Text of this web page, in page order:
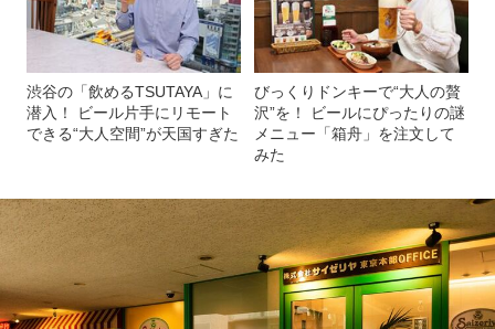
渋谷の「飲めるTSUTAYA」に
潜入！ ビール片手にリモート
できる“大人空間”が天国すぎた
びっくりドンキーで“大人の贅
沢”を！ ビールにぴったりの謎
メニュー「箱舟」を注文して
みた